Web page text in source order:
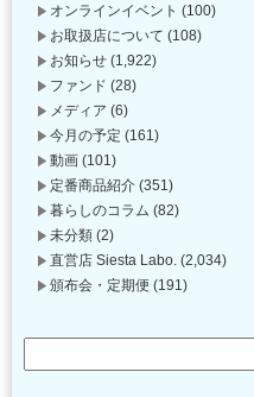
オンラインイベント (100)
お取扱店について (108)
お知らせ (1,922)
ファンド (28)
メディア (6)
今月の予定 (161)
動画 (101)
定番商品紹介 (351)
暮らしのコラム (82)
未分類 (2)
直営店 Siesta Labo. (2,034)
頒布会・定期便 (191)